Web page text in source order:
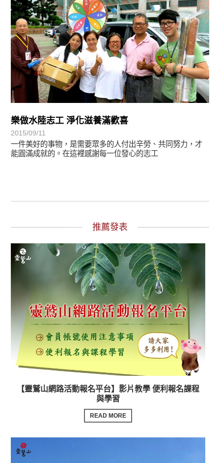
樂做水陸志工 淨化滋養滿歡喜
2015/09/11
一件美好的事物，是需要眾多的人付出辛勞、共同努力，才
能圓滿成就的。在這裡感謝每一位發心的志工
推薦發表
【靈鷲山網路活動報名平台】影片教學 便利報名課程
與學習
READ MORE